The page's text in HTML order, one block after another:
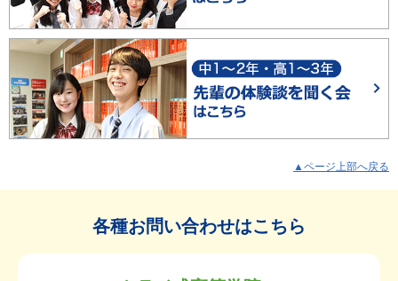
▲ページ上部へ戻る
各種お問い合わせはこちら